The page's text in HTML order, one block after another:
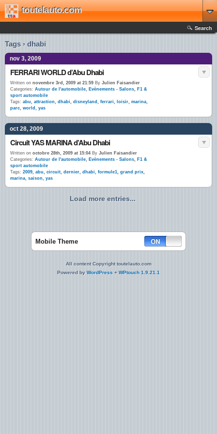
toutelauto.com
Search
Tags › dhabi
nov 3, 2009
FERRARI WORLD d’Abu Dhabi
Written on novembre 3rd, 2009 at 21:59 By Julien Faisandier
Categories: Autour de l'automobile, Evènements - Salons, F1 &
sport automobile
Tags: abu, attraction, dhabi, disneyland , ferrari, loisir, marina,
parc, world , yas
oct 28, 2009
Circuit YAS MARINA d’Abu Dhabi
Written on octobre 28th, 2009 at 15:04 By Julien Faisandier
Categories: Autour de l'automobile, Evènements - Salons, F1 &
sport automobile
Tags: 2009, abu, circuit, dernier, dhabi, formule1, grand prix,
marina, saison, yas
Load more entries...
Mobile Theme
All content Copyright toutelauto.com
Powered by WordPress + WPtouch 1.9.21.1